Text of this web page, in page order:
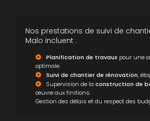
Nos prestations de suivi de
Malo incluent :
Planification de travaux pour une
optimale.
Suivi de chantier de rénovation,
Supervision de la construction de
œuvre aux finitions.
Gestion des délais et du respect des